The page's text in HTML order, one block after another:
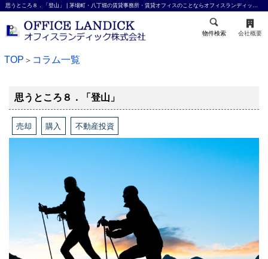
思うところ８．「登山」 | 茅場町・八丁堀の賃貸事務所・賃貸オフィスのことならオフィスランディック株式会社
物件検索 会社概要
TOP ＞ コラム一覧
思うところ８．「登山」
売却 購入 不動産投資